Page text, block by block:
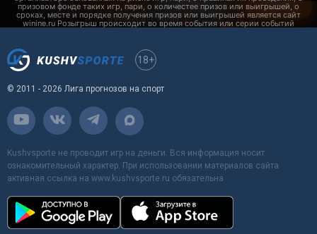
18+
© 2011 - 2026 Лига прогнозов на спорт
Kushvsporte не проводит игр на деньги. Вся информация носит
ознакомительный характер. При использовании материалов сайта
активная ссылка на www.kushvsporte.ru обязательна